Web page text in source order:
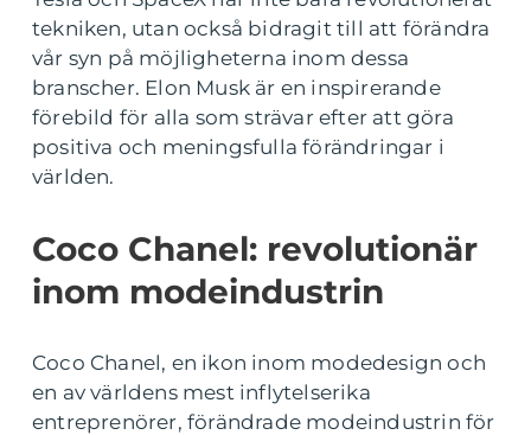
tekniken, utan också bidragit till att förändra
vår syn på möjligheterna inom dessa
branscher. Elon Musk är en inspirerande
förebild för alla som strävar efter att göra
positiva och meningsfulla förändringar i
världen.
Coco Chanel: revolutionär
inom modeindustrin
Coco Chanel, en ikon inom modedesign och
en av världens mest inflytelserika
entreprenörer, förändrade modeindustrin för